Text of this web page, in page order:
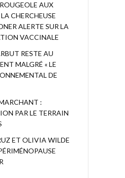
AUX
CHERCHEUSE
ALERTE SUR LA
VACCINALE
RESTE AU
MALGRÉ « LE
DE
:
PAR LE TERRAIN
ET OLIVIA WILDE